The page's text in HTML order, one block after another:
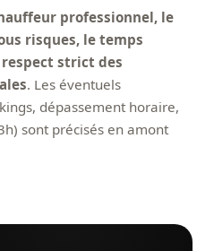
professionnel, le
risques, le temps
strict des
. Les éventuels
dépassement horaire,
sont précisés en amont